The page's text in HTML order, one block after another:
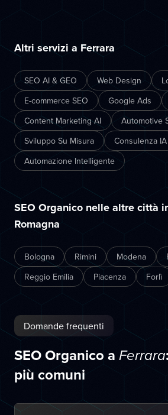
Altri servizi a Ferrara
SEO AI & GEO Web Design
E-commerce SEO
Google Ads
Content Marketing AI
Automotive
Sviluppo Su Misura
Consulenza IA
Automazione Intelligente
SEO Organico nelle altre città
Romagna
Bologna Rimini Modena
Reggio Emilia
Piacenza Forlì
Domande frequenti
SEO Organico a Ferrara
più comuni